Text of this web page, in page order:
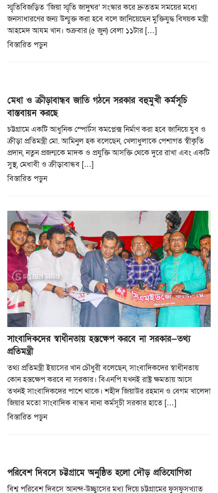
স্মৃতিবিজড়িত ‘জিয়া স্মৃতি জাদুঘর’ সংস্কার করে দ্রুততম সময়ের মধ্যে
জনসাধারণের জন্য উন্মুক্ত করা হবে বলে জানিয়েছেন মুক্তিযুদ্ধ বিষয়ক মন্ত্রী
আহমেদ আযম খান। শুক্রবার (৫ জুন) বেলা ১১টার […]
বিস্তারিত পড়ুন
মেধা ও ক্রীড়াবান্ধব জাতি গঠনে সরকার বহুমুখী কর্মসূচি
বাস্তবায়ন করছে
চট্টগ্রামে একটি আধুনিক স্পোর্টস কমপ্লেক্স নির্মাণ করা হবে জানিয়ে যুব ও
ক্রীড়া প্রতিমন্ত্রী মো. আমিনুল হক বলেছেন, খেলাধুলাকে পেশাগত স্বীকৃতি
প্রদান, নতুন প্রজন্মকে মাদক ও প্রযুক্তি আসক্তি থেকে দুরে রাখা এবং একটি
সুস্থ, মেধাবী ও ক্রীড়াবান্ধব […]
বিস্তারিত পড়ুন
সাংবাদিকদের স্বাধীনতায় হস্তক্ষেপ করবে না সরকার—তথ্য
প্রতিমন্ত্রী
তথ্য প্রতিমন্ত্রী ইয়াসের খান চৌধুরী বলেছেন, সাংবাদিকদের স্বাধীনতায়
কোন হস্তক্ষেপ করবে না সরকার। বিএনপি যখনই রাষ্ট্র ক্ষমতায় আসে
তখনই সাংবাদিকদের পাশে থাকে। শহীদ জিয়াউর রহমান ও বেগম খালেদা
জিয়ার মতো সাংবাদিক বান্ধব নানা কর্মসূচী সরকার হাতে […]
বিস্তারিত পড়ুন
পরিবেশ দিবসে চট্টগ্রামে অনুষ্ঠিত হলো দৌড় প্রতিযোগিতা
বিশ্ব পরিবেশ দিবসে আনন্দ-উচ্ছ্বাসের মধ্য দিয়ে চট্টগ্রামের ফুসফুসখ্যাত